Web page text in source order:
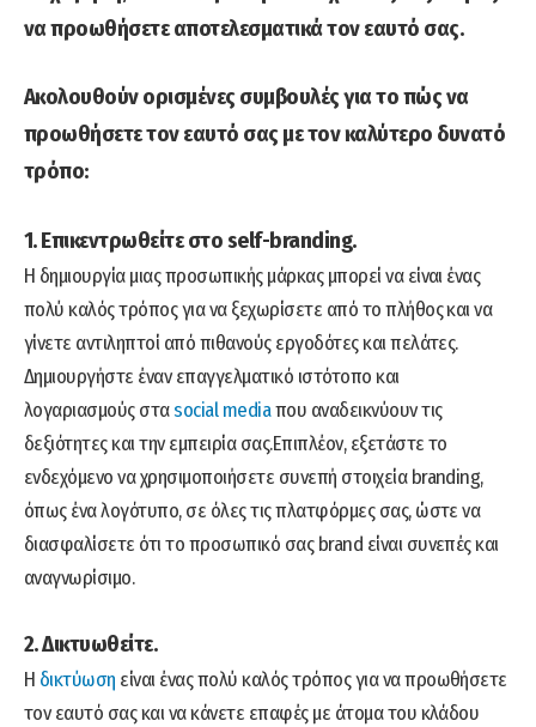
να προωθήσετε αποτελεσματικά τον εαυτό σας.
Ακολουθούν ορισμένες συμβουλές για το πώς να
προωθήσετε τον εαυτό σας με τον καλύτερο δυνατό
τρόπο:
1. Επικεντρωθείτε στο self-branding.
Η δημιουργία μιας προσωπικής μάρκας μπορεί να είναι ένας
πολύ καλός τρόπος για να ξεχωρίσετε από το πλήθος και να
γίνετε αντιληπτοί από πιθανούς εργοδότες και πελάτες.
Δημιουργήστε έναν επαγγελματικό ιστότοπο και
λογαριασμούς σταsocial mediaπου αναδεικνύουν τις
δεξιότητες και την εμπειρία σας.Επιπλέον, εξετάστε το
ενδεχόμενο να χρησιμοποιήσετε συνεπή στοιχεία branding,
όπως ένα λογότυπο, σε όλες τις πλατφόρμες σας, ώστε να
διασφαλίσετε ότι το προσωπικό σας brand είναι συνεπές και
αναγνωρίσιμο.
2. Δικτυωθείτε.
Η δικτύωση είναι ένας πολύ καλός τρόπος για να προωθήσετε
τον εαυτό σας και να κάνετε επαφές με άτομα του κλάδου